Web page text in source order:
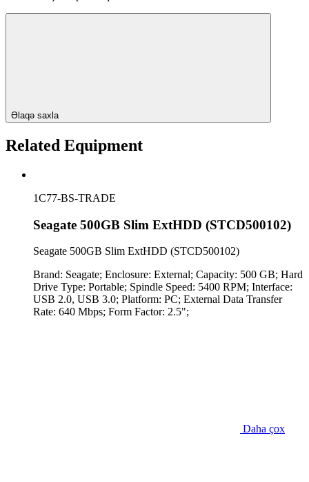
Əlaqə saxla
Related Equipment
1C77-BS-TRADE
Seagate 500GB Slim ExtHDD (STCD500102)
Seagate 500GB Slim ExtHDD (STCD500102)
Brand: Seagate; Enclosure: External; Capacity: 500 GB; Hard
Drive Type: Portable; Spindle Speed: 5400 RPM; Interface:
USB 2.0, USB 3.0; Platform: PC; External Data Transfer
Rate: 640 Mbps; Form Factor: 2.5";
Daha çox